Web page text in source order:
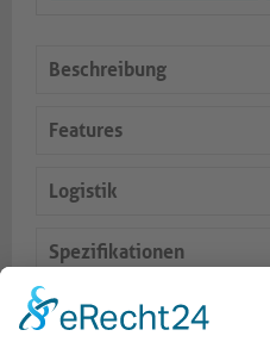
Beschreibung
Features
Logistik
Spezifikationen
Lieferumfang